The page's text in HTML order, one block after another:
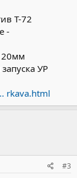
Т-72
-
УР
rkava.html
#3